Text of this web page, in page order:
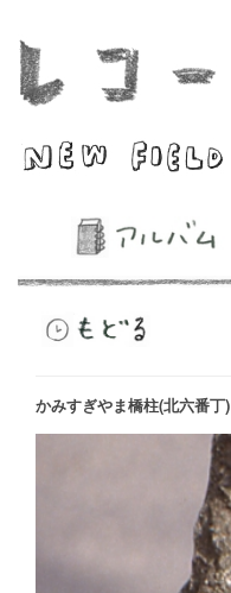
かみすぎやま橋柱(北六番丁)